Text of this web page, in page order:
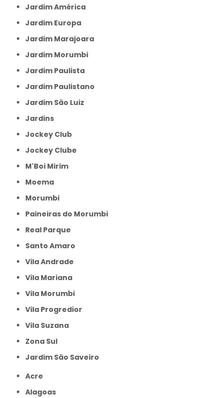
Jardim América
Jardim Europa
Jardim Marajoara
Jardim Morumbi
Jardim Paulista
Jardim Paulistano
Jardim São Luiz
Jardins
Jockey Club
Jockey Clube
M'Boi Mirim
Moema
Morumbi
Paineiras do Morumbi
Real Parque
Santo Amaro
Vila Andrade
Vila Mariana
Vila Morumbi
Vila Progredior
Vila Suzana
Zona Sul
jardim São Saveiro
Acre
Alagoas